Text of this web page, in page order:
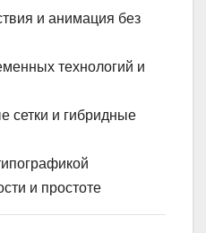
и анимация без
технологий и
сетки и гибридные
и простоте